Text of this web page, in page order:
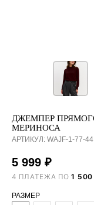
ДЖЕМПЕР
МЕРИНОСА
АРТИКУЛ: WAJF-1-77-44
5 999 ₽
4 ПЛАТЕЖА ПО1
РАЗМЕР